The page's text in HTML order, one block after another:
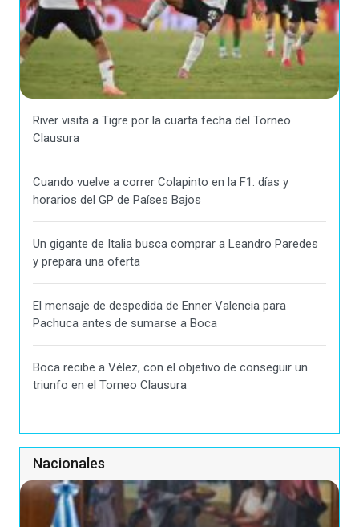
River visita a Tigre por la cuarta fecha del Torneo
Clausura
Cuando vuelve a correr Colapinto en la F1: días y
horarios del GP de Países Bajos
Un gigante de Italia busca comprar a Leandro Paredes
y prepara una oferta
El mensaje de despedida de Enner Valencia para
Pachuca antes de sumarse a Boca
Boca recibe a Vélez, con el objetivo de conseguir un
triunfo en el Torneo Clausura
Nacionales